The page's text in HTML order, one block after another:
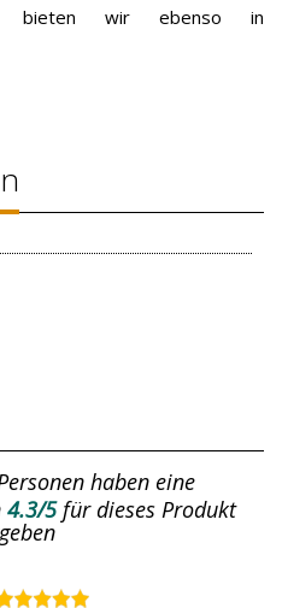
bieten wir ebenso in
haben eine
4.3/5für dieses Produkt